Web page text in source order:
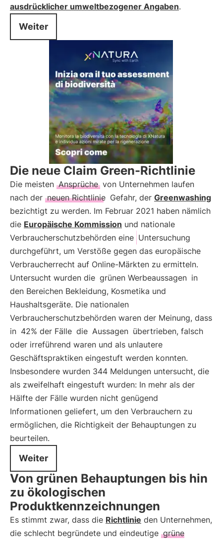
ausdrücklicher umweltbezogener Angaben.
Weiter
Die neue Claim Green-Richtlinie
Die meisten Ansprüche von Unternehmen laufen
nach der neuen Richtlinie Gefahr, der Greenwashing
bezichtigt zu werden. Im Februar 2021 haben nämlich
die Europäische Kommission und nationale
Verbraucherschutzbehörden eine Untersuchung
durchgeführt, um Verstöße gegen das europäische
Verbraucherrecht auf Online-Märkten zu ermitteln.
Untersucht wurden die grünen Werbeaussagen in
den Bereichen Bekleidung, Kosmetika und
Haushaltsgeräte. Die nationalen
Verbraucherschutzbehörden waren der Meinung, dass
in 42% der Fälle die Aussagen übertrieben, falsch
oder irreführend waren und als unlautere
Geschäftspraktiken eingestuft werden konnten.
Insbesondere wurden 344 Meldungen untersucht, die
als zweifelhaft eingestuft wurden: In mehr als der
Hälfte der Fälle wurden nicht genügend
Informationen geliefert, um den Verbrauchern zu
ermöglichen, die Richtigkeit der Behauptungen zu
beurteilen.
Weiter
Von grünen Behauptungen bis hin
zu ökologischen
Produktkennzeichnungen
Es stimmt zwar, dass die Richtlinie den Unternehmen,
die schlecht begründete und eindeutige grüne